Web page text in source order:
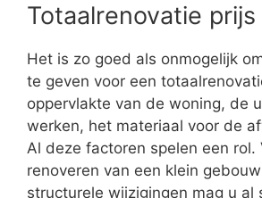
Totaalrenovatie prijs
Het is zo goed als onmogelijk
te geven voor een
oppervlakte van de woning, de
werken, het materiaal voor de
Al deze factoren spelen een rol.
renoveren van een klein
structurele wijzigingen mag u al